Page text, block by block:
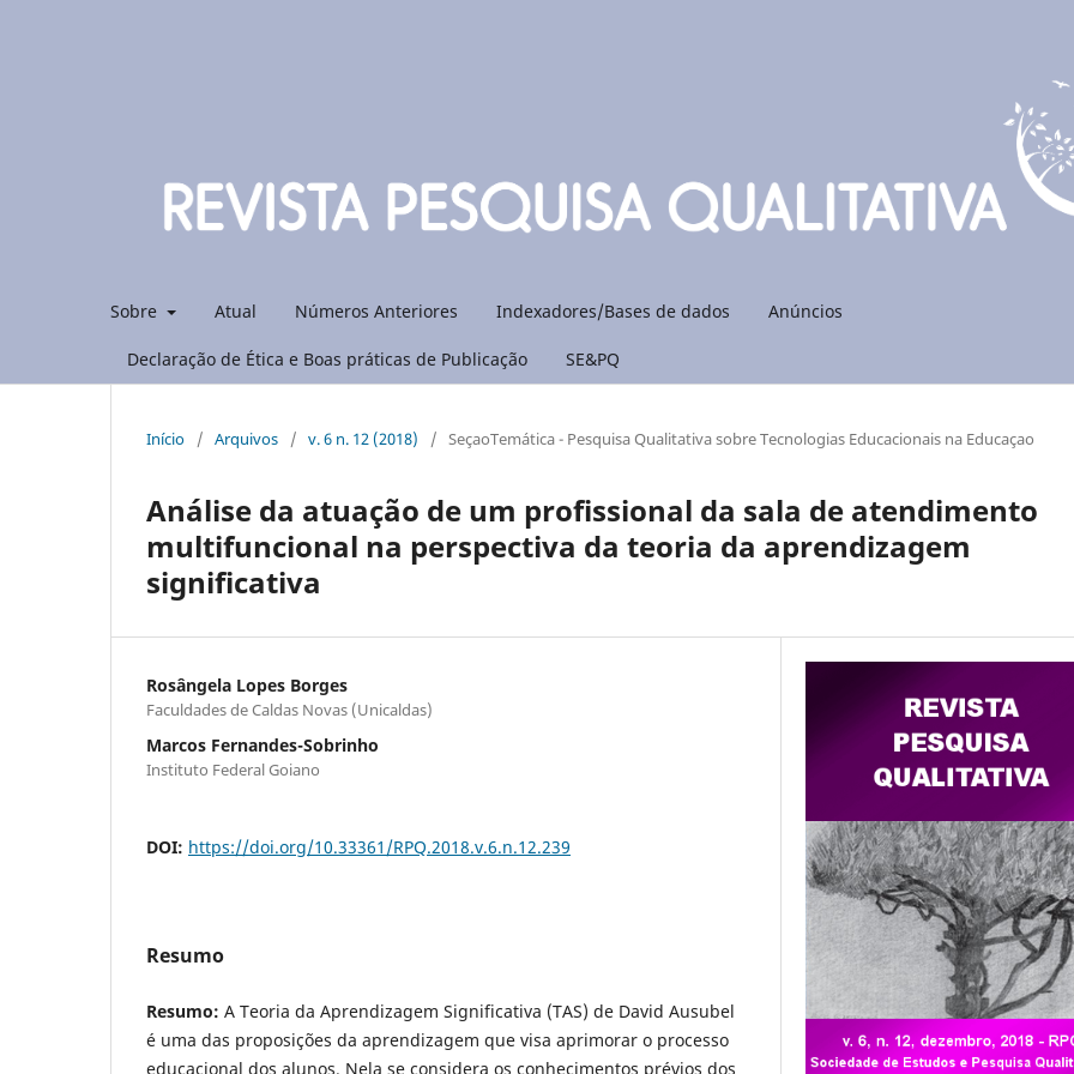
Sobre Atual Números Anteriores Indexadores/Bases de dados Anúncios
Declaração de Ética e Boas práticas de Publicação SE&PQ
Início / Arquivos / v. 6 n. 12 (2018) / SeçaoTemática - Pesquisa Qualitativa sobre Tecnologias Educacionais na Educaçao
Análise da atuação de um profissional da sala de atendimento
multifuncional na perspectiva da teoria da aprendizagem
significativa
Rosângela Lopes Borges
Faculdades de Caldas Novas (Unicaldas)
Marcos Fernandes-Sobrinho
Instituto Federal Goiano
DOI: https://doi.org/10.33361/RPQ.2018.v.6.n.12.239
Resumo
Resumo: A Teoria da Aprendizagem Significativa (TAS) de David Ausubel
é uma das proposições da aprendizagem que visa aprimorar o processo
educacional dos alunos. Nela se considera os conhecimentos prévios dos